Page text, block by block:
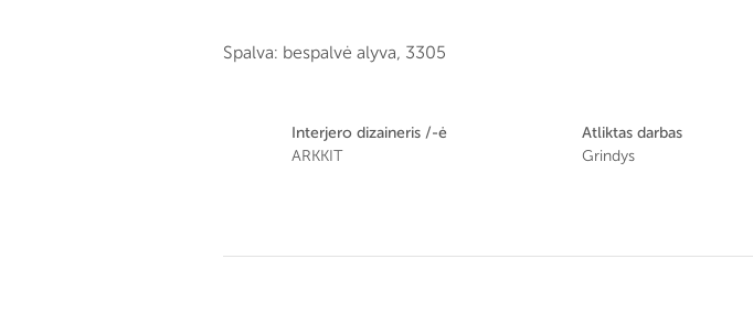
Spalva: bespalvė alyva, 3305
Interjero dizaineris /-ė
ARKKIT
Atliktas darbas
Grindys